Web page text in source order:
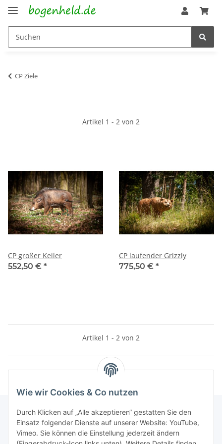
Wie wir Cookies & Co nutzen
Durch Klicken auf „Alle akzeptieren“ gestatten Sie den
Einsatz folgender Dienste auf unserer Website: YouTube,
Vimeo. Sie können die Einstellung jederzeit ändern
CP Ziele
Artikel 1 - 2 von 2
CP großer Keiler
552,50 € *
CP laufender Grizzly
775,50 € *
Artikel 1 - 2 von 2
Informationen